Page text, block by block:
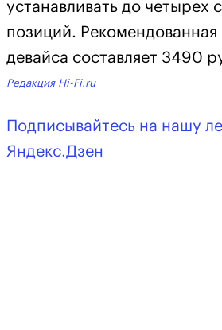
устанавливать до четырех
позиций. Рекомендованная
девайса составляет 3490
Редакция Hi-Fi.ru
Подписывайтесь на нашу
Яндекс.Дзен